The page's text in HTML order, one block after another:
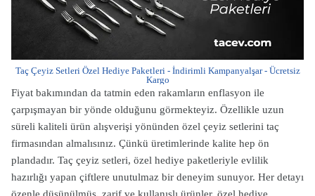
Taç Çeyiz Setleri Özel Hediye Paketleri - İndirimli Kampanyalşar - Ücretsiz
Kargo
Fiyat bakımından da tatmin eden rakamların enflasyon ile
çarpışmayan bir yönde olduğunu görmekteyiz. Özellikle uzun
süreli kaliteli ürün alışverişi yönünden özel çeyiz setlerini taç
firmasından almalısınız. Çünkü üretimlerinde kalite hep ön
plandadır. Taç çeyiz setleri, özel hediye paketleriyle evlilik
hazırlığı yapan çiftlere unutulmaz bir deneyim sunuyor. Her detayı